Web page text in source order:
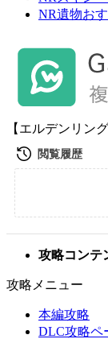
NR遺物お
【エルデンリン
攻略コンテ
攻略メニュー
本編攻略
DLC攻略ペ